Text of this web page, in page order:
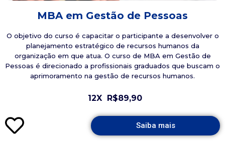
MBA em Gestão de Pessoas
O objetivo do curso é capacitar o participante a desenvolver o
planejamento estratégico de recursos humanos da
organização em que atua. O curso de MBA em Gestão de
Pessoas é direcionado a profissionais graduados que buscam o
aprimoramento na gestão de recursos humanos.
12X R$89,90
Saiba mais